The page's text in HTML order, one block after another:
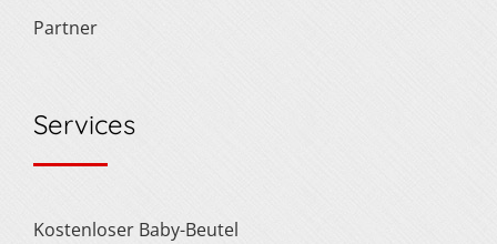
Partner
Services
Kostenloser Baby-Beutel